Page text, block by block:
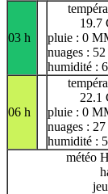
03 h
19.7
pluie : 0
nuages :
humidité :
06 h
22.1
pluie : 0
nuages :
humidité :
météo